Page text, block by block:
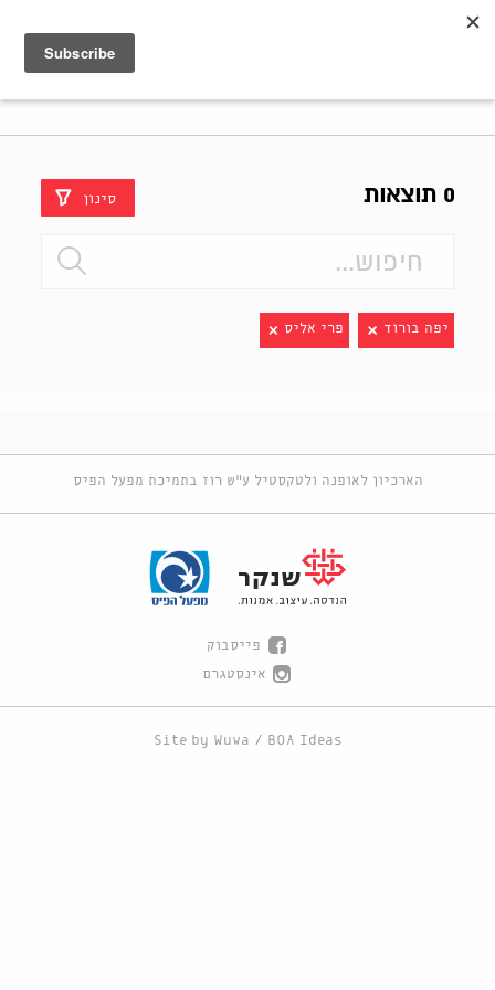
0 תוצאות סינון
יפה בורוד פרי אליס
הארכיון לאופנה ולטקסטיל ע"ש רוז בתמיכת מפעל הפיס
פייסבוק
אינסטגרם
Site by Wuwa / BOA Ideas